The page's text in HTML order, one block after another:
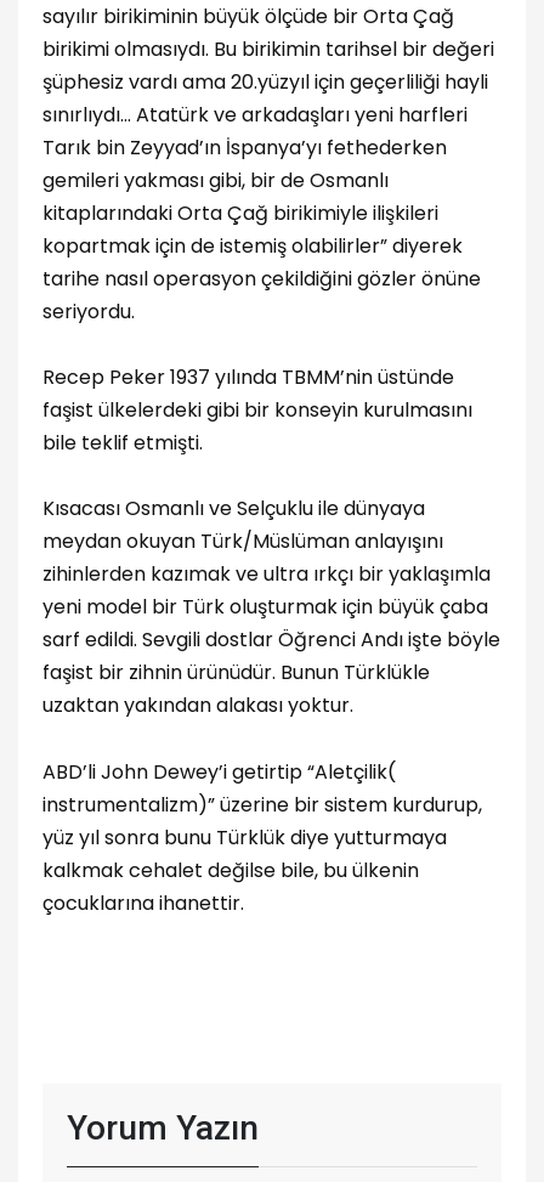
sayılır birikiminin büyük ölçüde bir Orta Çağ
birikimi olmasıydı. Bu birikimin tarihsel bir değeri
şüphesiz vardı ama 20.yüzyıl için geçerliliği hayli
sınırlıydı… Atatürk ve arkadaşları yeni harfleri
Tarık bin Zeyyad’ın İspanya’yı fethederken
gemileri yakması gibi, bir de Osmanlı
kitaplarındaki Orta Çağ birikimiyle ilişkileri
kopartmak için de istemiş olabilirler” diyerek
tarihe nasıl operasyon çekildiğini gözler önüne
seriyordu.
Recep Peker 1937 yılında TBMM’nin üstünde
faşist ülkelerdeki gibi bir konseyin kurulmasını
bile teklif etmişti.
Kısacası Osmanlı ve Selçuklu ile dünyaya
meydan okuyan Türk/Müslüman anlayışını
zihinlerden kazımak ve ultra ırkçı bir yaklaşımla
yeni model bir Türk oluşturmak için büyük çaba
sarf edildi. Sevgili dostlar Öğrenci Andı işte böyle
faşist bir zihnin ürünüdür. Bunun Türklükle
uzaktan yakından alakası yoktur.
ABD’li John Dewey’i getirtip “Aletçilik(
instrumentalizm)” üzerine bir sistem kurdurup,
yüz yıl sonra bunu Türklük diye yutturmaya
kalkmak cehalet değilse bile, bu ülkenin
çocuklarına ihanettir.
Yorum Yazın